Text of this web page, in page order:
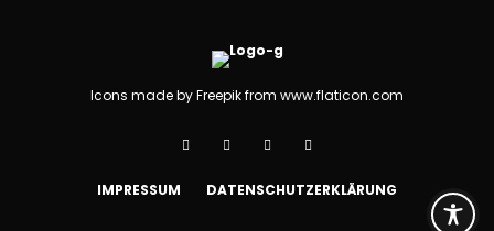
Icons made byFreepikfrom www.flaticon.com
IMPRESSUM DATENSCHUTZERKLÄRUNG